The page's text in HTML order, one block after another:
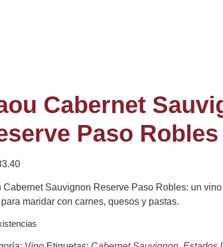
Cabernet
Paso Robles
Cabernet Sauvignon Reserve Paso Robles: un
maridar con carnes, quesos y pastas.